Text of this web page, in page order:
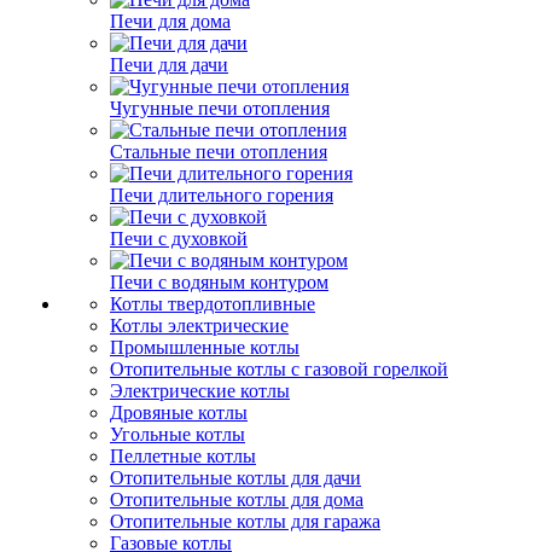
Печи для дома
Печи для дачи
Чугунные печи отопления
Стальные печи отопления
Печи длительного горения
Печи с духовкой
Печи с водяным контуром
Котлы твердотопливные
Котлы электрические
Промышленные котлы
Отопительные котлы с газовой горелкой
Электрические котлы
Дровяные котлы
Угольные котлы
Пеллетные котлы
Отопительные котлы для дачи
Отопительные котлы для дома
Отопительные котлы для гаража
Газовые котлы